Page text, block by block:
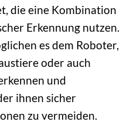
die eine Kombination
Erkennung nutzen.
es dem Roboter,
oder auch
und
ihnen sicher
zu vermeiden.